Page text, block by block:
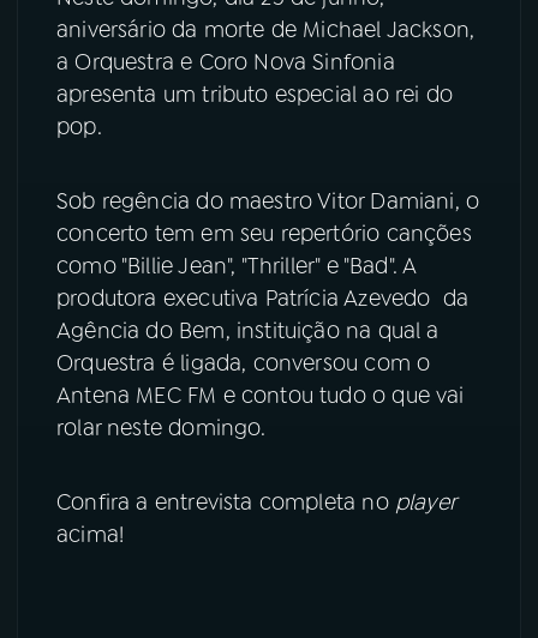
08PRÊMIO RÁDIO MEC
ACOMPANHE A RÁDIO MEC
YouTube Facebook
Instagram X
TikTok
aniversário da morte de Michael Jackson,
a Orquestra e Coro Nova Sinfonia
apresenta um tributo especial ao rei do
pop.
Sob regência do maestro Vitor Damiani, o
concerto tem em seu repertório canções
como "Billie Jean", "Thriller" e "Bad". A
produtora executiva Patrícia Azevedo da
Agência do Bem, instituição na qual a
Orquestra é ligada, conversou com o
Antena MEC FM e contou tudo o que vai
rolar neste domingo.
Confira a entrevista completa noplayer
acima!